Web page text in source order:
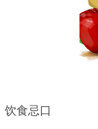
饮食忌口